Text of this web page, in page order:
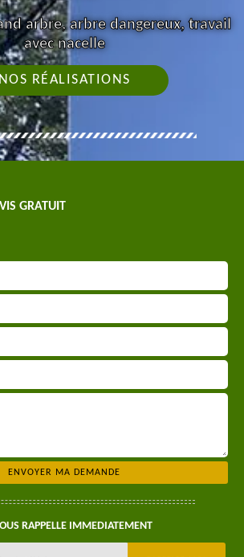
arbre, arbre dangereux, travail
avec nacelle
NOS RÉALISATIONS
GRATUIT
RAPPELLE IMMEDIATEMENT